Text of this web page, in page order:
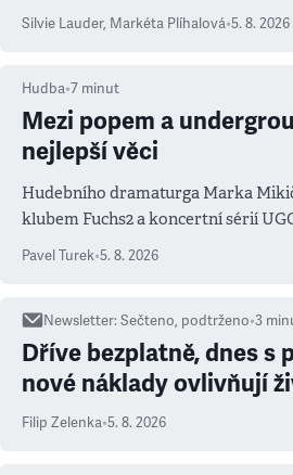
Silvie Lauder, Markéta Plíhalová•5. 8. 2026
Hudba•7 minut
Mezi popem a
nejlepší věci
Hudebního dramaturga Marka
klubem Fuchs2 a koncertní sérií
ale atmosféra
Pavel Turek•5. 8. 2026
Newsletter:Sečteno, podtrženo•3
Dříve bezplatně, dnes s
nové náklady ovlivňují
Filip Zelenka•5. 8. 2026